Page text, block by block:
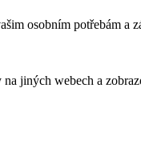
osobním potřebám a
jiných webech a